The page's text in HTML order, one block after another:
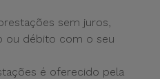
sem juros,
ou débito com o seu
é oferecido pela